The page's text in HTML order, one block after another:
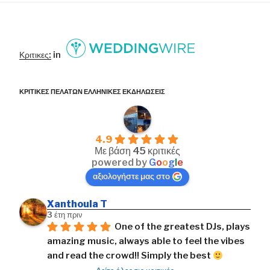
Κριτικες: in
ΚΡΙΤΙΚΕΣ ΠΕΛΑΤΩΝ ΕΛΛΗΝΙΚΕΣ ΕΚΔΗΛΩΣΕΙΣ
4.9
Με βάση 45 κριτικές
powered by Google
αξιολογήστε μας στο
Xanthoula T
3 έτη πριν
One of the greatest DJs, plays
amazing music, always able to feel the vibes
and read the crowd!! Simply the best